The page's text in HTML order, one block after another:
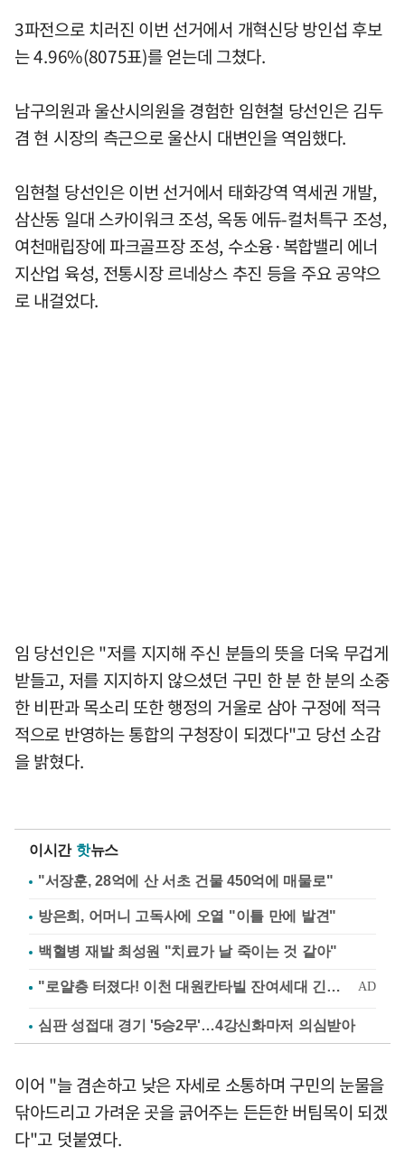
3파전으로 치러진 이번 선거에서 개혁신당 방인섭 후보
는 4.96%(8075표)를 얻는데 그쳤다.
남구의원과 울산시의원을 경험한 임현철 당선인은 김두
겸 현 시장의 측근으로 울산시 대변인을 역임했다.
임현철 당선인은 이번 선거에서 태화강역 역세권 개발,
삼산동 일대 스카이워크 조성, 옥동 에듀-컬처특구 조성,
여천매립장에 파크골프장 조성, 수소융·복합밸리 에너
지산업 육성, 전통시장 르네상스 추진 등을 주요 공약으
로 내걸었다.
임 당선인은 "저를 지지해 주신 분들의 뜻을 더욱 무겁게
받들고, 저를 지지하지 않으셨던 구민 한 분 한 분의 소중
한 비판과 목소리 또한 행정의 거울로 삼아 구정에 적극
적으로 반영하는 통합의 구청장이 되겠다"고 당선 소감
을 밝혔다.
이시간 핫뉴스
"서장훈, 28억에 산 서초 건물 450억에 매물로"
방은희, 어머니 고독사에 오열 "이틀 만에 발견"
백혈병 재발 최성원 "치료가 날 죽이는 것 같아"
심판 성접대 경기 '5승2무'…4강신화마저 의심받아
이어 "늘 겸손하고 낮은 자세로 소통하며 구민의 눈물을
닦아드리고 가려운 곳을 긁어주는 든든한 버팀목이 되겠
다"고 덧붙였다.